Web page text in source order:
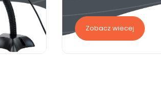
Zobacz wiecej